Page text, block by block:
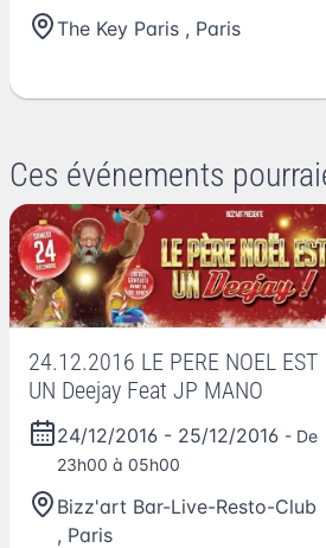
The Key Paris , Paris
Ces événements
24.12.2016 LE PERE NOEL EST
UN Deejay Feat JP MANO
24/12/2016 - 25/12/2016 - De
23h00 à 05h00
Bizz'art Bar-Live-Resto-Club
, Paris